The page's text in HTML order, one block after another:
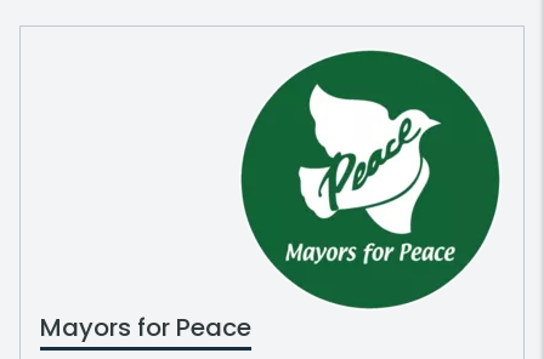
Mayors for Peace